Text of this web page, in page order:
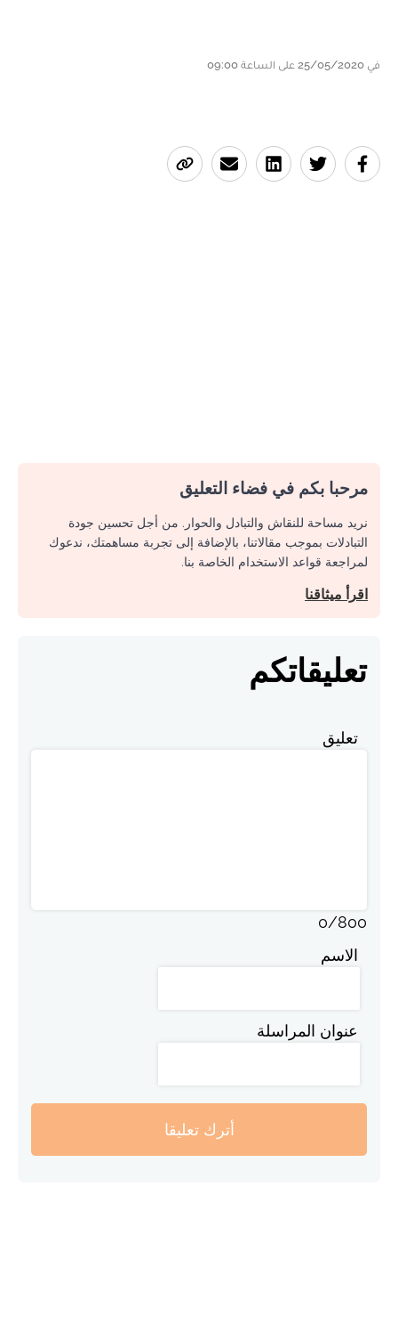
في 25/05/2020 على الساعة 09:00
مرحبا بكم في فضاء التعليق
نريد مساحة للنقاش والتبادل والحوار. من أجل تحسين جودة
التبادلات بموجب مقالاتنا، بالإضافة إلى تجربة مساهمتك، ندعوك
لمراجعة قواعد الاستخدام الخاصة بنا.
اقرأ ميثاقنا
تعليقاتكم
تعليق
0/800
الاسم
عنوان المراسلة
أترك تعليقا